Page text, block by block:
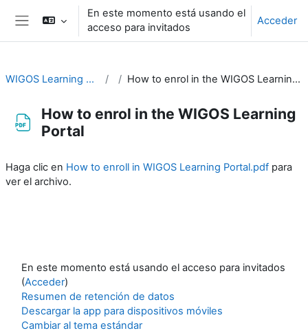
Salta al contenido principal
Panel lateral
En este momento está usando el
acceso para invitados
Acceder
WIGOS Learning Portal How to enrol in the WIGOS Learning Portal
How to enrol in the WIGOS Learning
Portal
Haga clic en How to enroll in WIGOS Learning Portal.pdf para
ver el archivo.
En este momento está usando el acceso para invitados
(Acceder)
Resumen de retención de datos
Descargar la app para dispositivos móviles
Cambiar al tema estándar